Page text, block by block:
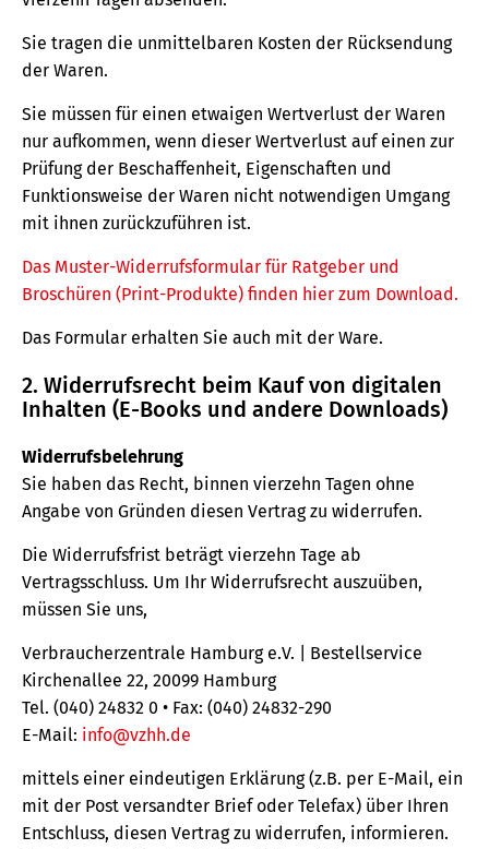
Sie tragen die unmittelbaren Kosten der Rücksendung
der Waren.
Sie müssen für einen etwaigen Wertverlust der Waren
nur aufkommen, wenn dieser Wertverlust auf einen zur
Prüfung der Beschaffenheit, Eigenschaften und
Funktionsweise der Waren nicht notwendigen Umgang
mit ihnen zurückzuführen ist.
Das Muster-Widerrufsformular für Ratgeber und
Broschüren (Print-Produkte) finden hier zum Download.
Das Formular erhalten Sie auch mit der Ware.
2. Widerrufsrecht beim Kauf von digitalen
Inhalten (E-Books und andere Downloads)
Widerrufsbelehrung
Sie haben das Recht, binnen vierzehn Tagen ohne
Angabe von Gründen diesen Vertrag zu widerrufen.
Die Widerrufsfrist beträgt vierzehn Tage ab
Vertragsschluss. Um Ihr Widerrufsrecht auszuüben,
müssen Sie uns,
Verbraucherzentrale Hamburg e.V. | Bestellservice
Kirchenallee 22, 20099 Hamburg
Tel. (040) 24832 0 • Fax: (040) 24832-290
E-Mail: info@vzhh.de
mittels einer eindeutigen Erklärung (z.B. per E-Mail, ein
mit der Post versandter Brief oder Telefax) über Ihren
Entschluss, diesen Vertrag zu widerrufen, informieren.